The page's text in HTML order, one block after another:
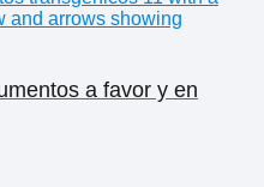
a favor y en